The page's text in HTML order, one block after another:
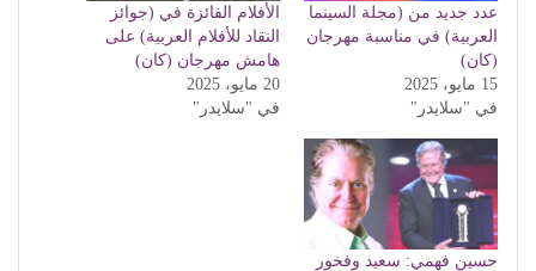
عدد جديد من (مجلة السينما
العربية) في مناسبة مهرجان
(كان)
15 مايو، 2025
في "سلايدر"
الأفلام الفائزة في (جوائز
النقاد للأفلام العربية) على
هامش مهرجان (كان)
20 مايو، 2025
في "سلايدر"
حسين فهمي: سعيد وفخور